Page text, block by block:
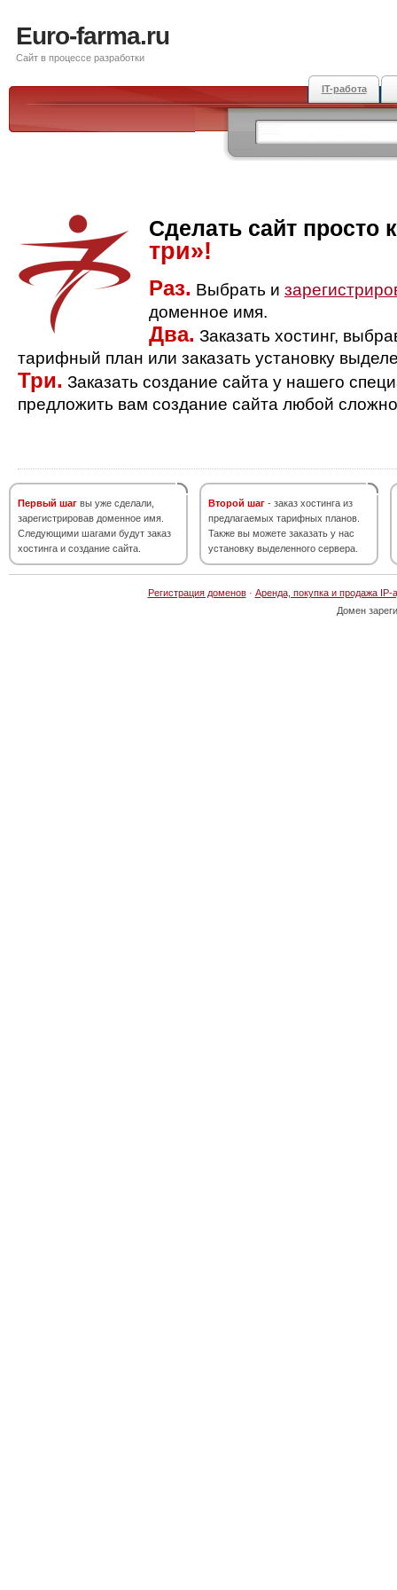
Euro-farma.ru
Сайт в процессе разработки
IT-работа
Сделать сайт просто
три»!
Раз. Выбрать и
доменное имя.
Два. Заказать хостинг,
тарифный план или заказать установку
Три. Заказать создание сайта у нашего
предложить вам создание сайта любой
Первый шаг вы уже сделали,
зарегистрировав доменное имя.
Следующими шагами будут заказ
хостинга и создание сайта.
Второй шаг - заказ хостинга из
предлагаемых тарифных планов.
Также вы можете заказать у нас
установку выделенного сервера.
Регистрация доменов· Аренда, покупка и продажа IP-
Домен